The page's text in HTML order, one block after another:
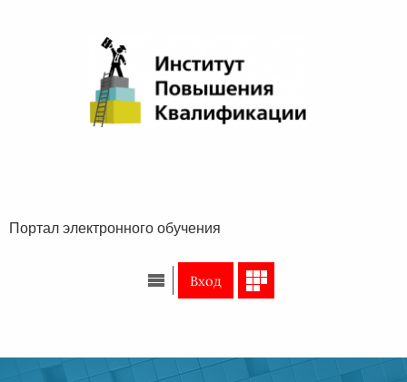
Портал электронного обучения
Вход